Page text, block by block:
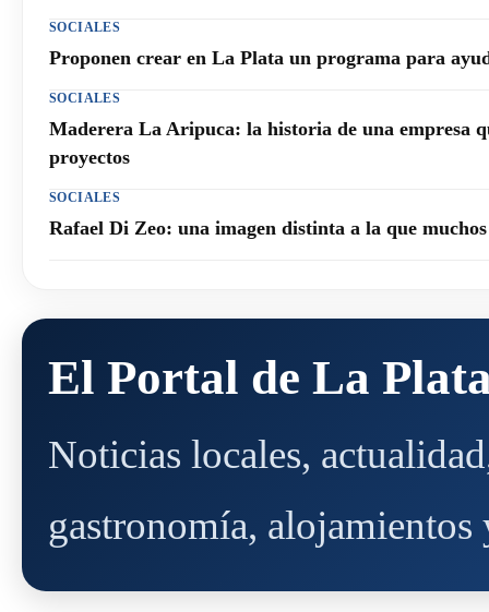
SOCIALES
Proponen crear en La Plata un programa para
SOCIALES
Maderera La Aripuca: la historia de una empresa
proyectos
SOCIALES
Rafael Di Zeo: una imagen distinta a la que
El Portal de La
Noticias locales,
gastronomía,